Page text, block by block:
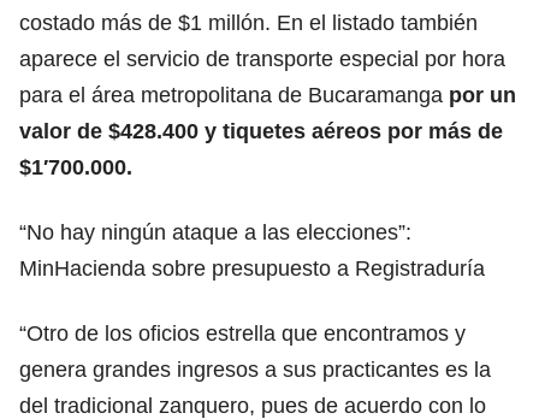
costado más de $1 millón. En el listado también
aparece el servicio de transporte especial por hora
para el área metropolitana de Bucaramanga por un
valor de $428.400 y tiquetes aéreos por más de
$1′700.000.
“No hay ningún ataque a las elecciones”:
MinHacienda sobre presupuesto a Registraduría
“Otro de los oficios estrella que encontramos y
genera grandes ingresos a sus practicantes es la
del tradicional zanquero, pues de acuerdo con lo